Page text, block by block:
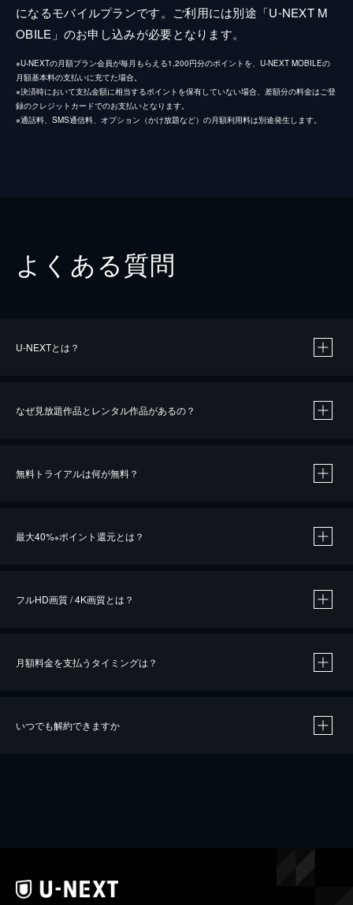
になるモバイルプランです。ご利用には別途「U-NEXT M
OBILE」のお申し込みが必要となります。
※U-NEXTの月額プラン会員が毎月もらえる1,200円分のポイントを、U-NEXT MOBILEの
月額基本料の支払いに充てた場合。
※決済時において支払金額に相当するポイントを保有していない場合、差額分の料金はご登
録のクレジットカードでのお支払いとなります。
※通話料、SMS通信料、オプション（かけ放題など）の月額利用料は別途発生します。
よくある質問
U-NEXTとは？
なぜ見放題作品とレンタル作品があるの？
無料トライアルは何が無料？
最大40%※ポイント還元とは？
※40％ポイント還元の対象は、クレジットカード決済による作品の購入 / レンタルです。
iOSアプリのUコイン決済による作品の購入 / レンタルは、20％のポイント還元です。
フルHD画質 / 4K画質とは？
月額料金を支払うタイミングは？
いつでも解約できますか